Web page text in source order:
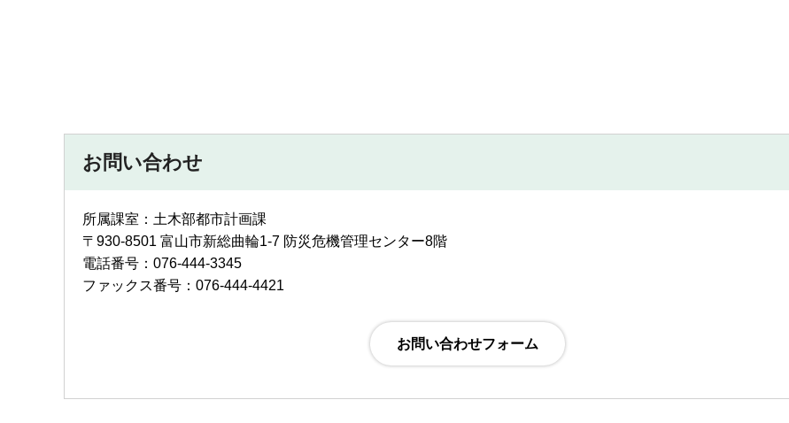
お問い合わせ
所属課室：土木部都市計画課
〒930-8501 富山市新総曲輪1-7 防災危機管理センター8階
電話番号：076-444-3345
ファックス番号：076-444-4421